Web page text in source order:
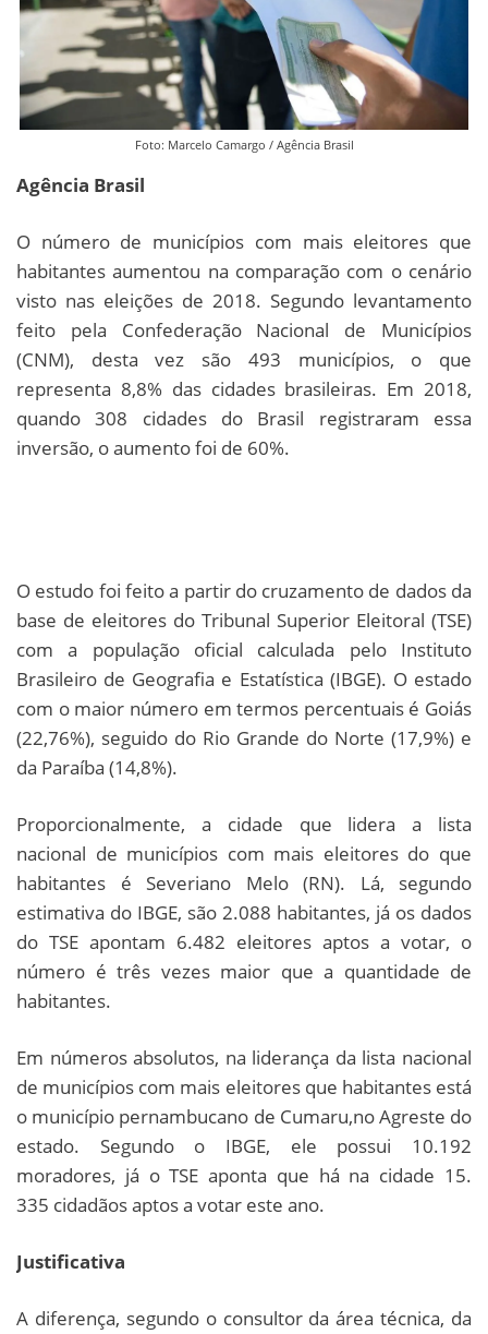
Foto: Marcelo Camargo / Agência Brasil
Agência Brasil
O número de municípios com mais eleitores que
habitantes aumentou na comparação com o cenário
visto nas eleições de 2018. Segundo levantamento
feito pela Confederação Nacional de Municípios
(CNM), desta vez são 493 municípios, o que
representa 8,8% das cidades brasileiras. Em 2018,
quando 308 cidades do Brasil registraram essa
inversão, o aumento foi de 60%.
O estudo foi feito a partir do cruzamento de dados da
base de eleitores do Tribunal Superior Eleitoral (TSE)
com a população oficial calculada pelo Instituto
Brasileiro de Geografia e Estatística (IBGE). O estado
com o maior número em termos percentuais é Goiás
(22,76%), seguido do Rio Grande do Norte (17,9%) e
da Paraíba (14,8%).
Proporcionalmente, a cidade que lidera a lista
nacional de municípios com mais eleitores do que
habitantes é Severiano Melo (RN). Lá, segundo
estimativa do IBGE, são 2.088 habitantes, já os dados
do TSE apontam 6.482 eleitores aptos a votar, o
número é três vezes maior que a quantidade de
habitantes.
Em números absolutos, na liderança da lista nacional
de municípios com mais eleitores que habitantes está
o município pernambucano de Cumaru,no Agreste do
estado. Segundo o IBGE, ele possui 10.192
moradores, já o TSE aponta que há na cidade 15.
335 cidadãos aptos a votar este ano.
Justificativa
A diferença, segundo o consultor da área técnica, da